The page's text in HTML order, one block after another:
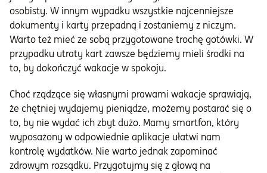
osobisty. W innym wypadku wszystkie najcenniejsze
dokumenty i karty przepadną i zostaniemy z niczym.
Warto też mieć ze sobą przygotowane trochę gotówki. W
przypadku utraty kart zawsze będziemy mieli środki na
to, by dokończyć wakacje w spokoju.
Choć rządzące się własnymi prawami wakacje sprawiają,
że chętniej wydajemy pieniądze, możemy postarać się o
to, by nie wydać ich zbyt dużo. Mamy smartfon, który
wyposażony w odpowiednie aplikacje ułatwi nam
kontrolę wydatków. Nie warto jednak zapominać
zdrowym rozsądku. Przygotujmy się z głową na